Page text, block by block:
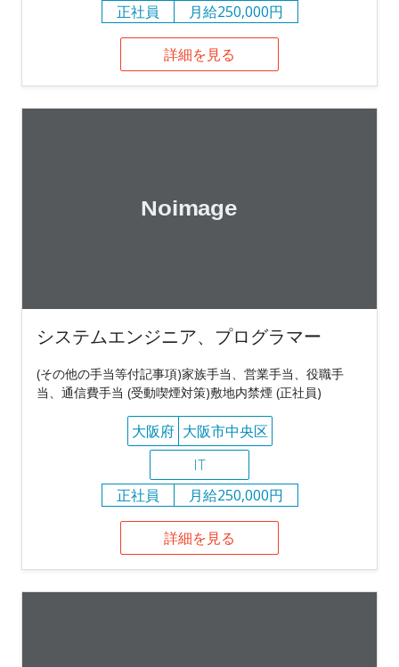
正社員
月給250,000円
詳細を見る
システムエンジニア、プログラマー
(その他の手当等付記事項)家族手当、営業手当、役職手
当、通信費手当 (受動喫煙対策)敷地内禁煙 (正社員)
大阪府 大阪市中央区
IT
正社員
月給250,000円
詳細を見る